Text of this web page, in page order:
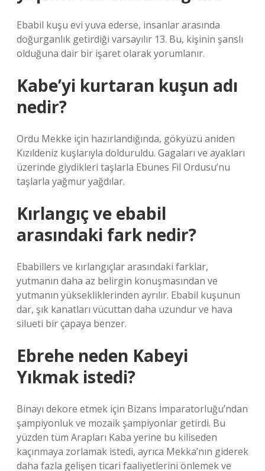
Ebabil kuşu evi yuva ederse, insanlar arasında
doğurganlık getirdiği varsayılır 13. Bu, kişinin şanslı
olduğuna dair bir işaret olarak yorumlanır.
Kabe’yi kurtaran kuşun adı
nedir?
Ordu Mekke için hazırlandığında, gökyüzü aniden
Kızıldeniz kuşlarıyla dolduruldu. Gagaları ve ayakları
üzerinde giydikleri taşlarla Ebunes Fil Ordusu’nu
taşlarla yağmur yağdılar.
Kırlangıç ve ebabil
arasındaki fark nedir?
Ebabillers ve kırlangıçlar arasındaki farklar,
yutmanın daha az belirgin konuşmasından ve
yutmanın yüksekliklerinden ayrılır. Ebabil kuşunun
dar, şık kanatları vücuttan daha uzundur ve hava
silueti bir çapaya benzer.
Ebrehe neden Kabeyi
Yıkmak istedi?
Binayı dekore etmek için Bizans İmparatorluğu’ndan
şampiyonluk ve mozaik şampiyonlar getirdi. Bu
yüzden tüm Arapları Kaba yerine bu kiliseden
kaçınmaya zorlamak istedi, ayrıca Mekka’nın giderek
daha fazla gelişen ticari faaliyetlerini önlemek ve